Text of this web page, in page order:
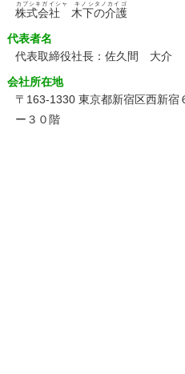
株式会社 木下の介護
カブシキガイシャ キノシタノカイゴ
代表者名
代表取締役社長：佐久間 大介
会社所在地
〒163-1330 東京都新宿区西新
ー３０階